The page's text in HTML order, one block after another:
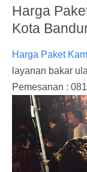
Harga
Kota
Harga Paket
layanan bakar
Pemesanan :